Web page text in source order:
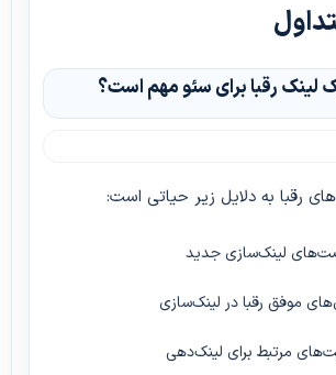
لینک رقبا برای سئو مهم است؟
رقبا به دلایل زیر حیاتی است:
لینک‌سازی جدید
موفق رقبا در لینک‌سازی
مرتبط برای لینک‌دهی